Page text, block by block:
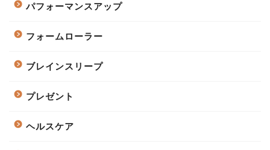
パフォーマンスアップ
フォームローラー
ブレインスリープ
プレゼント
ヘルスケア